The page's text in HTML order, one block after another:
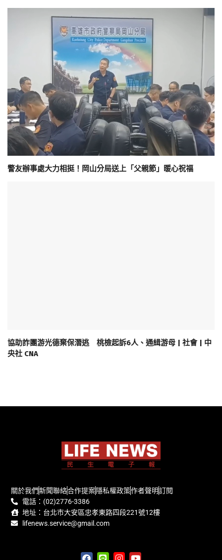
警友辦事處大力相挺！岡山分局送上「父親節」暖心祝福
協助詐團游光德棄保潛逃 桃檢起訴6人、通緝游母 | 社會 | 中
央社 CNA
關於我們新聞聯絡合作提案隱私權政策作者聲明訂閱
電話：(02)2776-3386
地址：台北市大安區忠孝東路四段221號12樓
lifenews.service@gmail.com